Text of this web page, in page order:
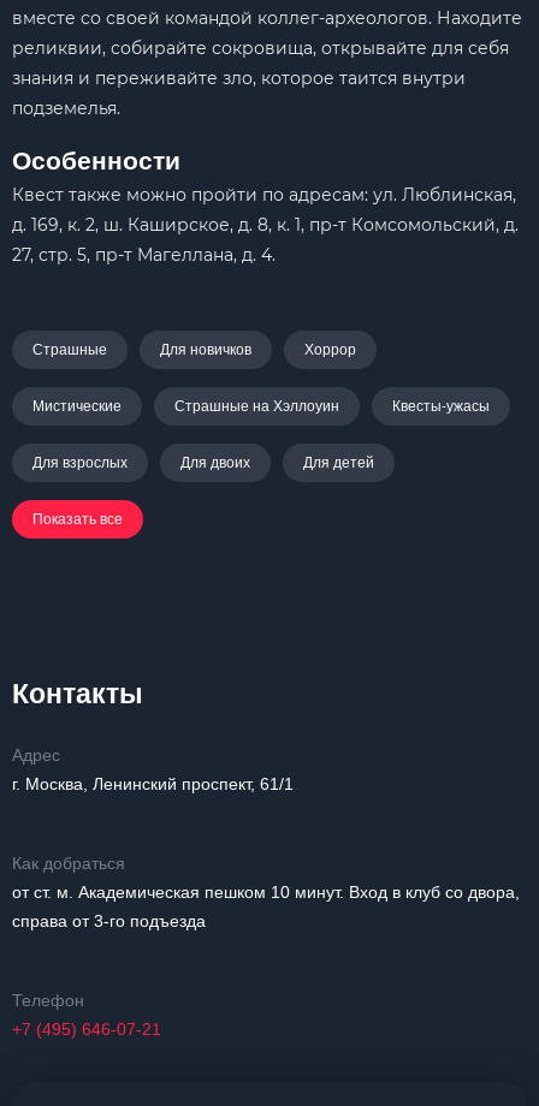
вместе со своей командой коллег-археологов. Находите
реликвии, собирайте сокровища, открывайте для себя
знания и переживайте зло, которое таится внутри
подземелья.
Особенности
Квест также можно пройти по адресам: ул. Люблинская,
д. 169, к. 2, ш. Каширское, д. 8, к. 1, пр-т Комсомольский, д.
27, стр. 5, пр-т Магеллана, д. 4.
Страшные Для новичков Хоррор
Мистические Страшные на Хэллоуин Квесты-ужасы
Для взрослых Для двоих Для детей
Показать все
Контакты
Адрес
г. Москва, Ленинский проспект, 61/1
Как добраться
от ст. м. Академическая пешком 10 минут. Вход в клуб со двора,
справа от 3-го подъезда
Телефон
+7 (495) 646-07-21